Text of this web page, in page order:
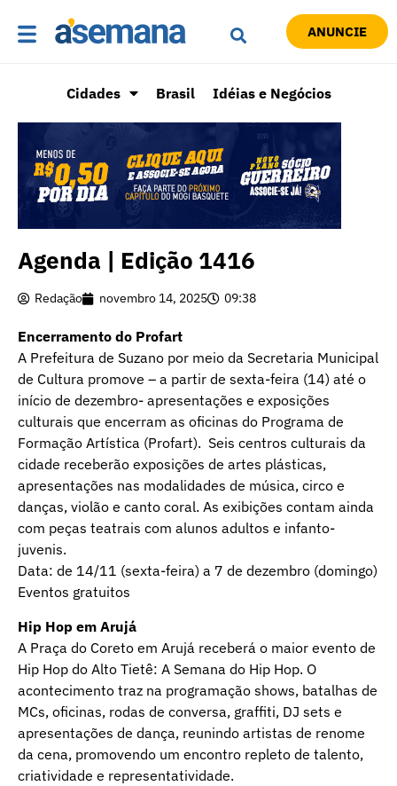
ANUNCIE
Cidades Brasil Idéias e Negócios
Agenda | Edição 1416
Redação novembro 14, 2025 09:38
Encerramento do Profart
A Prefeitura de Suzano por meio da Secretaria Municipal
de Cultura promove – a partir de sexta-feira (14) até o
início de dezembro- apresentações e exposições
culturais que encerram as oficinas do Programa de
Formação Artística (Profart). Seis centros culturais da
cidade receberão exposições de artes plásticas,
apresentações nas modalidades de música, circo e
danças, violão e canto coral. As exibições contam ainda
com peças teatrais com alunos adultos e infanto-
juvenis.
Data: de 14/11 (sexta-feira) a 7 de dezembro (domingo)
Eventos gratuitos
Hip Hop em Arujá
A Praça do Coreto em Arujá receberá o maior evento de
Hip Hop do Alto Tietê: A Semana do Hip Hop. O
acontecimento traz na programação shows, batalhas de
MCs, oficinas, rodas de conversa, graffiti, DJ sets e
apresentações de dança, reunindo artistas de renome
da cena, promovendo um encontro repleto de talento,
criatividade e representatividade.